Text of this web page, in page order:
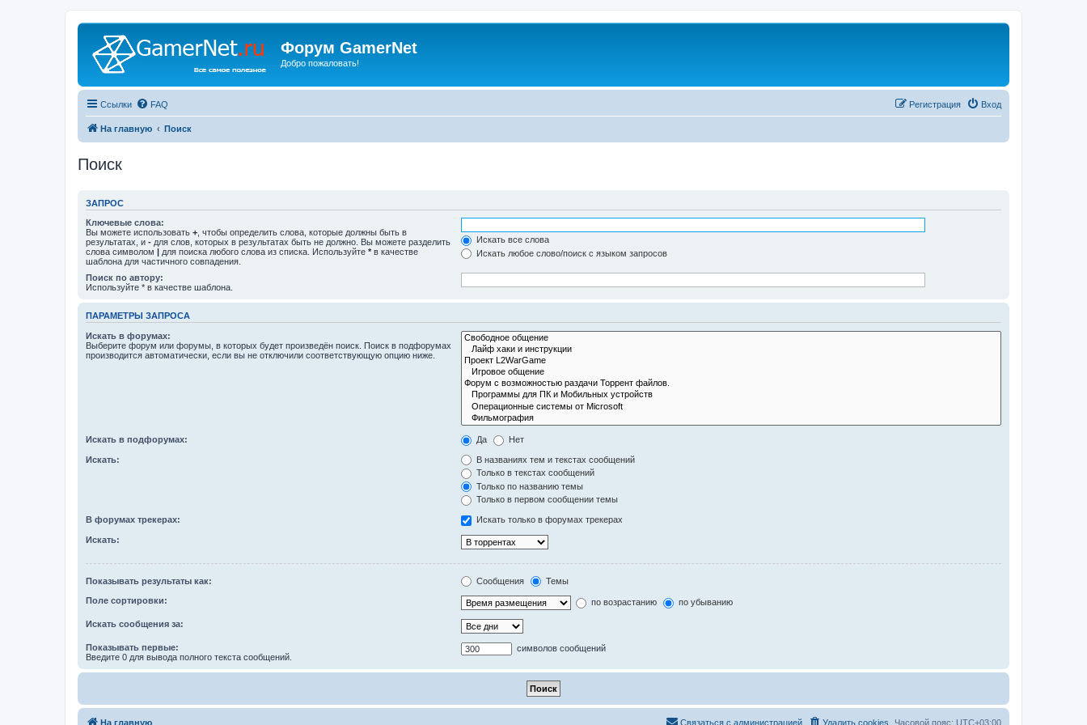
Форум GamerNet
Добро пожаловать!
Ссылки FAQ Вход
Регистрация
На главную Поиск
Поиск
ЗАПРОС
Ключевые слова:
Вы можете использовать + , чтобы определить слова, которые должны быть в
результатах, и - для слов, которых в результатах быть не должно. Вы можете разделить
слова символом | для поиска любого слова из списка. Используйте * в качестве
шаблона для частичного совпадения.
Искать все слова
Искать любое слово/поиск с языком запросов
Поиск по автору:
Используйте * в качестве шаблона.
ПАРАМЕТРЫ ЗАПРОСА
Искать в форумах:
Выберите форум или форумы, в которых будет произведён поиск. Поиск в подфорумах
производится автоматически, если вы не отключили соответствующую опцию ниже.
Искать в подфорумах: Да Нет
Искать:
В названиях тем и текстах сообщений
Только в текстах сообщений
Только по названию темы
Только в первом сообщении темы
В форумах трекерах: Искать только в форумах трекерах
Искать:
Показывать результаты как: Сообщения Темы
Поле сортировки: по возрастанию по убыванию
Искать сообщения за:
Показывать первые:
Введите 0 для вывода полного текста сообщений.
символов сообщений
На главную Часовой пояс: UTC+03:00
Удалить cookies
Связаться с администрацией